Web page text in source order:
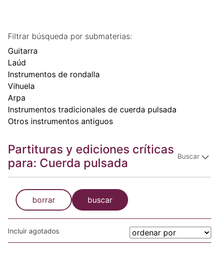
Filtrar búsqueda por submaterias:
Guitarra
Laúd
Instrumentos de rondalla
Vihuela
Arpa
Instrumentos tradicionales de cuerda pulsada
Otros instrumentos antiguos
Partituras y ediciones críticas
para: Cuerda pulsada
Buscar
borrar buscar
Incluir agotados